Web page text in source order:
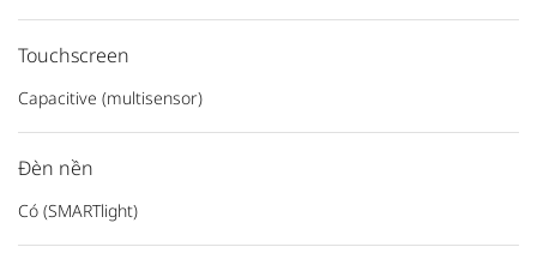
Touchscreen
Capacitive (multisensor)
Đèn nền
Có (SMARTlight)